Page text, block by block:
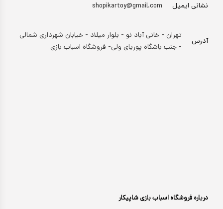
درباره فروشگاه اسباب بازی شاپیکار
نشانی ایمیل
shopikartoy@gmail.com
آدرس
تهران - خانی آباد نو - بلوار میلاد - خیابان شهرداری شمالی
- جنب باشگاه پوریای ولی- فروشگاه اسباب بازی